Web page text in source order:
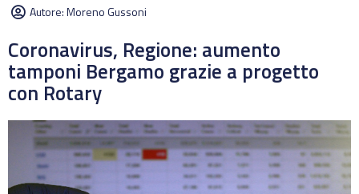
Autore:Moreno Gussoni
Coronavirus, Regione: aumento
tamponi Bergamo grazie a progetto
con Rotary